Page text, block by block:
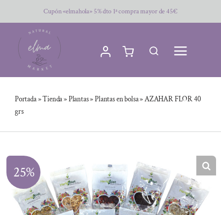
al
contenido
Cupón «elmahola» 5% dto 1ª compra mayor de 45€
Portada»Tienda»Plantas»Plantas en bolsa»AZAHAR FLOR 40
grs
25%